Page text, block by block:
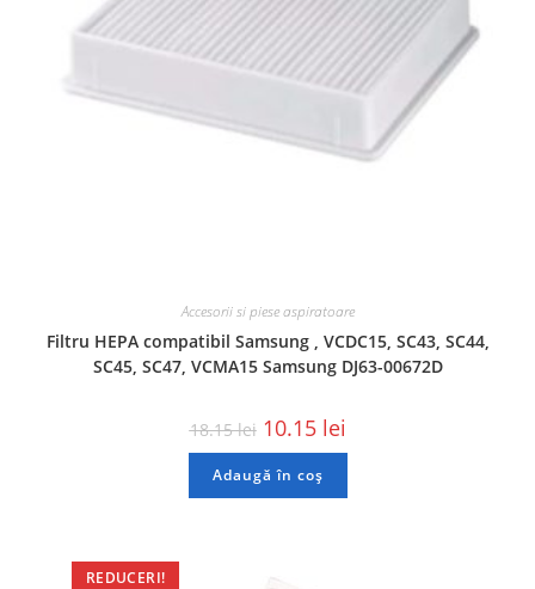
Accesorii si piese aspiratoare
Filtru HEPA compatibil Samsung , VCDC15, SC43, SC44,
SC45, SC47, VCMA15 Samsung DJ63-00672D
18.15lei 10.15 lei
Adaugă în coș
REDUCERI!